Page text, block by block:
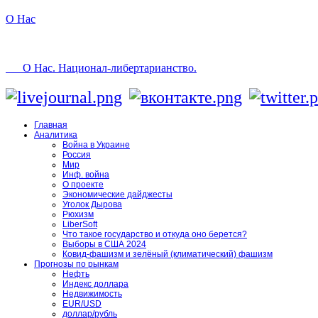
О Нас
О Нас. Национал-либертарианство.
Главная
Аналитика
Война в Украине
Россия
Мир
Инф. война
О проекте
Экономические дайджесты
Уголок Дырова
Рюхизм
LiberSoft
Что такое государство и откуда оно берется?
Выборы в США 2024
Ковид-фашизм и зелёный (климатический) фашизм
Прогнозы по рынкам
Нефть
Индекс доллара
Недвижимость
EUR/USD
доллар/рубль